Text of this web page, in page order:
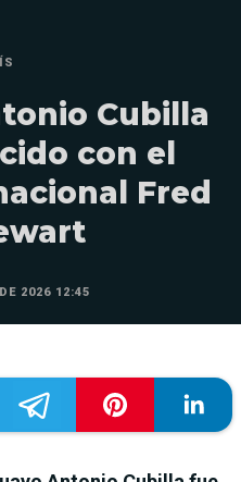
Cubilla
con el
Fred
2026 12:45